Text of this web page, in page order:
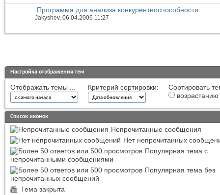
Программа для анализа конкурентноспособности
Jakyshev, 06.04.2006 11:27
Настройка отображения тем
Отображать темы ... Критерий сортировки:
Сортировать
возрастанию
Список иконок
Непрочитанные сообщения
Нет непрочитанных
Популярная тема с
непрочитанными сообщениями
Популярная тема без
непрочитанных сообщений
Тема закрыта